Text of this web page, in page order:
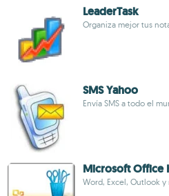
LeaderTask
Organiza mejor tus
SMS Yahoo
Envía SMS a todo el
Microsoft Office
Word, Excel, Outlook